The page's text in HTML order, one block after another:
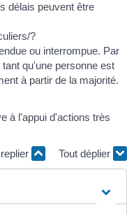
délais peuvent être
?
ou interrompue. Par
qu'une personne est
à partir de la majorité.
à l'appui d'actions très
Tout déplier